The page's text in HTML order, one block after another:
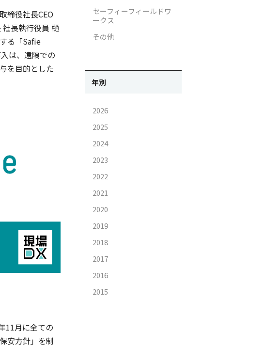
プライバシー影響評価（PIA）
災害支援活動
教育支援活動
み
電子公告
免責事項
締役社長CEO
長執行役員 樋
る「Safie
は、遠隔での
を目的とした
11月に全ての
安方針」を制
セーフィーフィールドワ
ークス
その他
年別
2026
2025
2024
2023
2022
2021
2020
2019
2018
2017
2016
2015